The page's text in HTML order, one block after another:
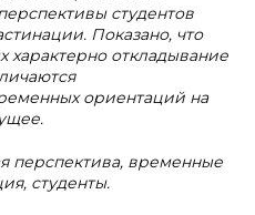
студентов
Показано, что
откладывание
ориентаций на
перспектива, временные
студенты.